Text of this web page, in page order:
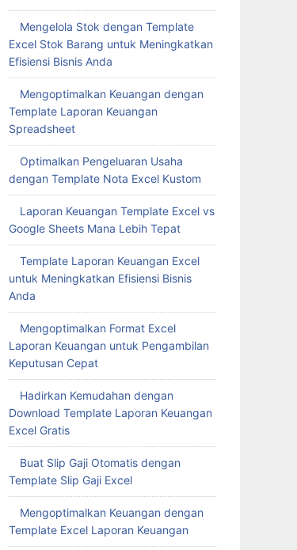
Mengelola Stok dengan Template
Excel Stok Barang untuk Meningkatkan
Efisiensi Bisnis Anda
Mengoptimalkan Keuangan dengan
Template Laporan Keuangan
Spreadsheet
Optimalkan Pengeluaran Usaha
dengan Template Nota Excel Kustom
Laporan Keuangan Template Excel vs
Google Sheets Mana Lebih Tepat
Template Laporan Keuangan Excel
untuk Meningkatkan Efisiensi Bisnis
Anda
Mengoptimalkan Format Excel
Laporan Keuangan untuk Pengambilan
Keputusan Cepat
Hadirkan Kemudahan dengan
Download Template Laporan Keuangan
Excel Gratis
Buat Slip Gaji Otomatis dengan
Template Slip Gaji Excel
Mengoptimalkan Keuangan dengan
Template Excel Laporan Keuangan